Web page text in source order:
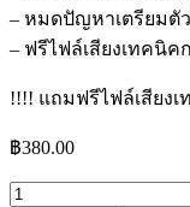
– หมดปัญหาเตรียมตั
– ฟรีไฟล์เสียงเทคนิ
!!!! แถมฟรีไฟล์เสียง
฿380.00
จำนวน